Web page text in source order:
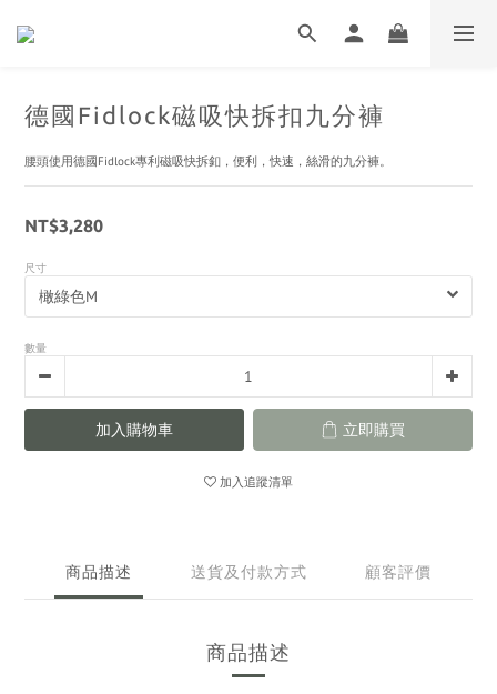
德國Fidlock磁吸快拆扣九分褲
腰頭使用德國Fidlock專利磁吸快拆釦，便利，快速，絲滑的九分褲。
NT$3,280
尺寸
數量
加入購物車 立即購買
加入追蹤清單
商品描述 送貨及付款方式 顧客評價
商品描述